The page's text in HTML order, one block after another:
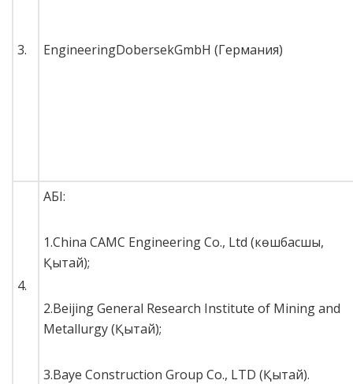
3. EngineeringDobersekGmbH (Германия)
4.
АБІ:
1.China CAMC Engineering Co., Ltd (көшбасшы,
Қытай);
2.Beijing General Research Institute of Mining and
Metallurgy (Қытай);
3.Baye Construction Group Co., LTD (Қытай).